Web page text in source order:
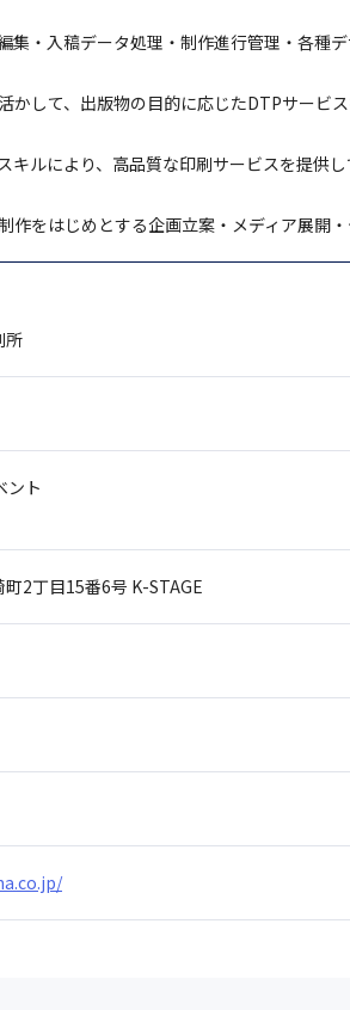
・入稿データ処理・制作進行管理・各種デ
して、出版物の目的に応じたDTPサービス
ルにより、高品質な印刷サービスを提供し
をはじめとする企画立案・メディア展開・
所
ント
2丁目15番6号 K-STAGE